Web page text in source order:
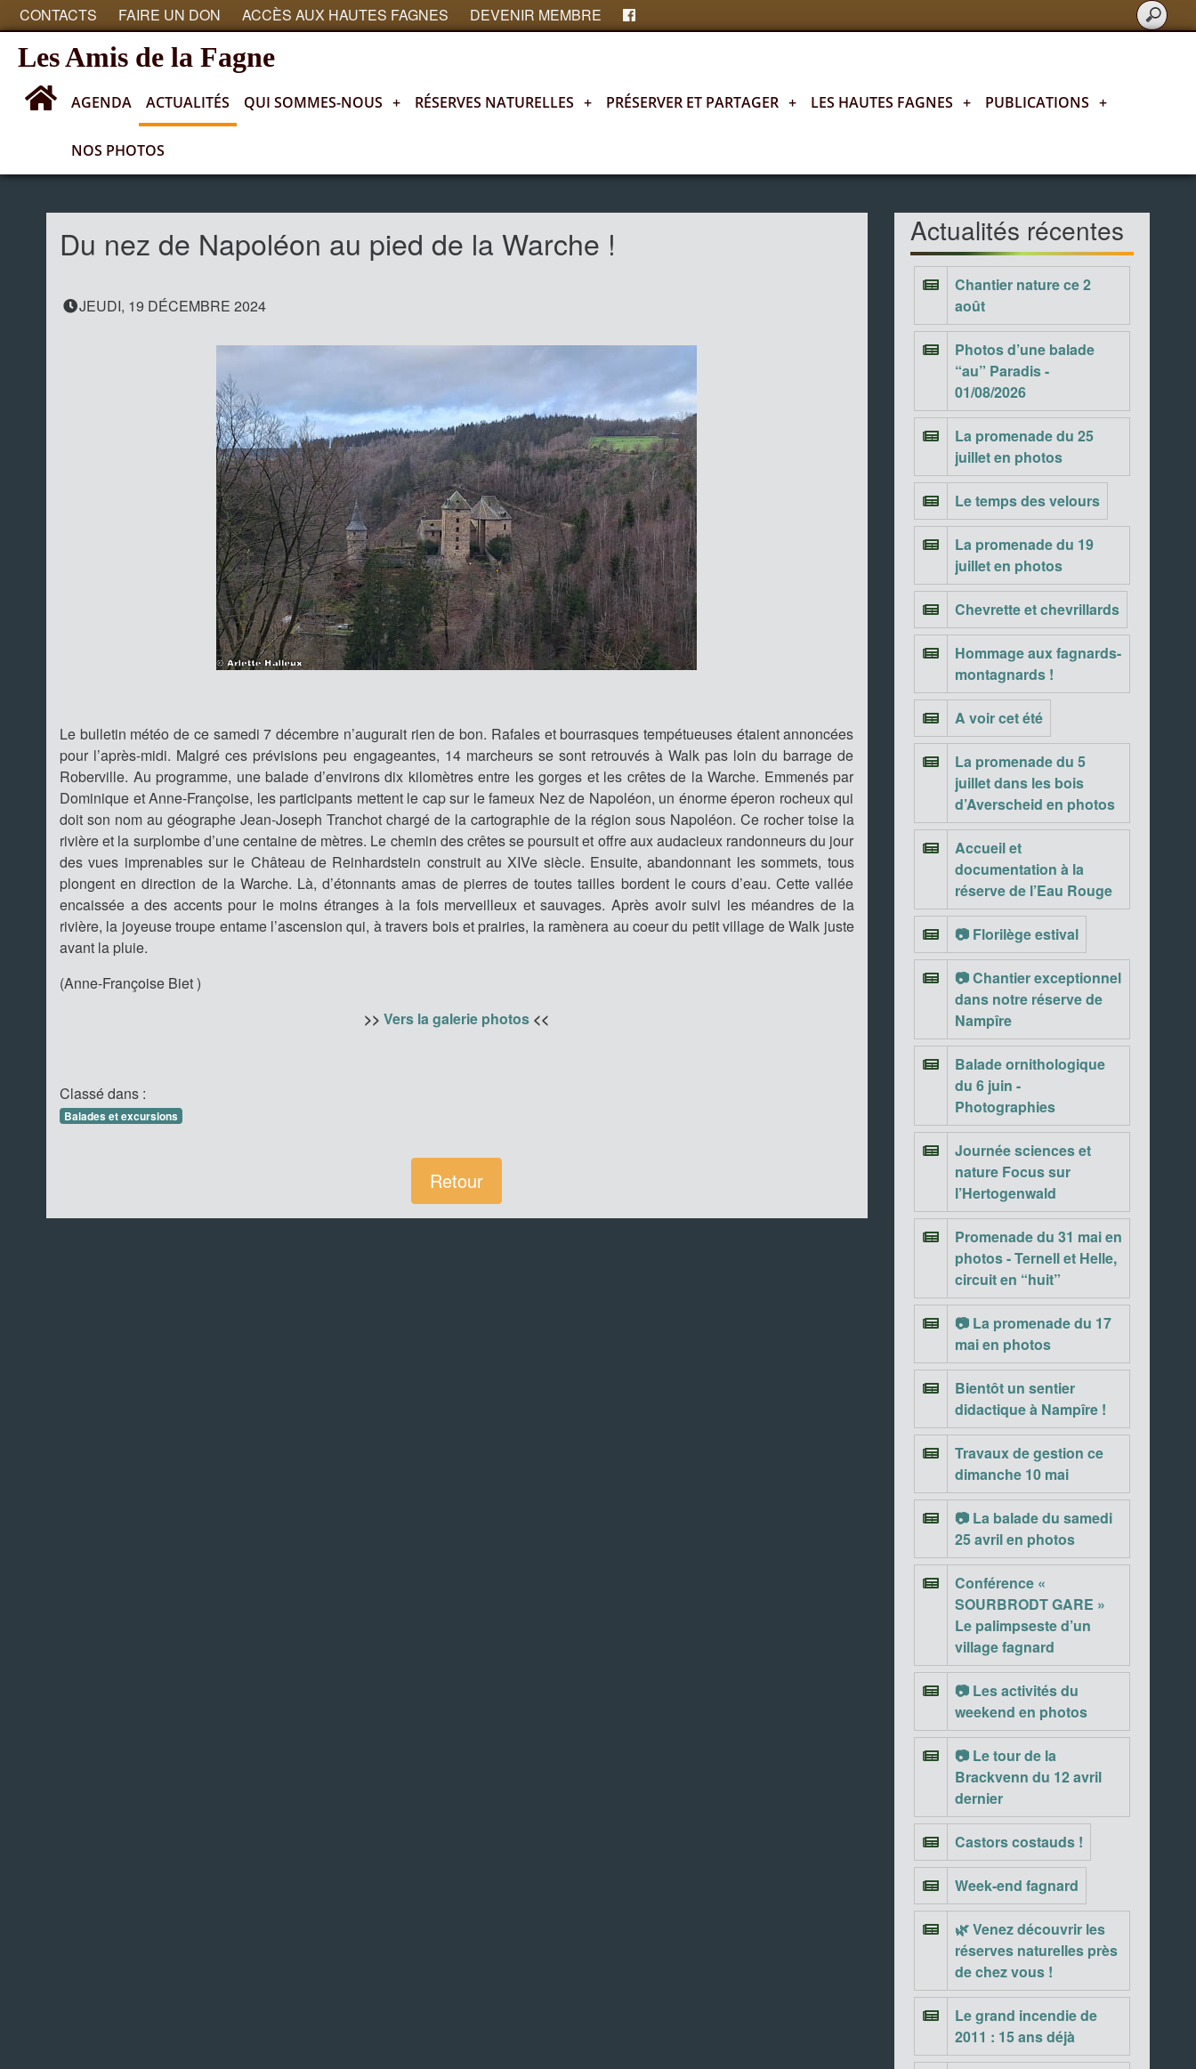
CONTACTS FAIRE UN DON ACCÈS AUX HAUTES FAGNES DEVENIR MEMBRE
Les Amis de la Fagne
AGENDA ACTUALITÉS QUI SOMMES-NOUS + RÉSERVES NATURELLES + PRÉSERVER ET PARTAGER + LES HAUTES FAGNES + PUBLICATIONS +
NOS PHOTOS
Actualités
Du nez de Napoléon au pied de la Warche !
JEUDI, 19 DÉCEMBRE 2024
Le bulletin météo de ce samedi 7 décembre n’augurait rien de bon. Rafales et bourrasques tempétueuses étaient annoncées
pour l’après-midi. Malgré ces prévisions peu engageantes, 14 marcheurs se sont retrouvés à Walk pas loin du barrage de
Roberville. Au programme, une balade d’environs dix kilomètres entre les gorges et les crêtes de la Warche. Emmenés par
Dominique et Anne-Françoise, les participants mettent le cap sur le fameux Nez de Napoléon, un énorme éperon rocheux qui
doit son nom au géographe Jean-Joseph Tranchot chargé de la cartographie de la région sous Napoléon. Ce rocher toise la
rivière et la surplombe d’une centaine de mètres. Le chemin des crêtes se poursuit et offre aux audacieux randonneurs du jour
des vues imprenables sur le Château de Reinhardstein construit au XIVe siècle. Ensuite, abandonnant les sommets, tous
plongent en direction de la Warche. Là, d’étonnants amas de pierres de toutes tailles bordent le cours d’eau. Cette vallée
encaissée a des accents pour le moins étranges à la fois merveilleux et sauvages. Après avoir suivi les méandres de la
rivière, la joyeuse troupe entame l’ascension qui, à travers bois et prairies, la ramènera au coeur du petit village de Walk juste
avant la pluie.
(Anne-Françoise Biet )
>>Vers la galerie photos <<
Classé dans :
Balades et excursions
Retour
Actualités récentes
Chantier nature ce 2
août
Photos d’une balade
“au” Paradis -
01/08/2026
La promenade du 25
juillet en photos
Le temps des velours
La promenade du 19
juillet en photos
Chevrette et chevrillards
Hommage aux fagnards-
montagnards !
A voir cet été
La promenade du 5
juillet dans les bois
d’Averscheid en photos
Accueil et
documentation à la
réserve de l’Eau Rouge
📷 Florilège estival
📷 Chantier exceptionnel
dans notre réserve de
Nampîre
Balade ornithologique
du 6 juin -
Photographies
Journée sciences et
nature Focus sur
l’Hertogenwald
Promenade du 31 mai en
photos - Ternell et Helle,
circuit en “huit”
📷 La promenade du 17
mai en photos
Bientôt un sentier
didactique à Nampîre !
Travaux de gestion ce
dimanche 10 mai
📷 La balade du samedi
25 avril en photos
Conférence «
SOURBRODT GARE »
Le palimpseste d’un
village fagnard
📷 Les activités du
weekend en photos
📷 Le tour de la
Brackvenn du 12 avril
dernier
Castors costauds !
Week-end fagnard
🌿 Venez découvrir les
réserves naturelles près
de chez vous !
Le grand incendie de
2011 : 15 ans déjà